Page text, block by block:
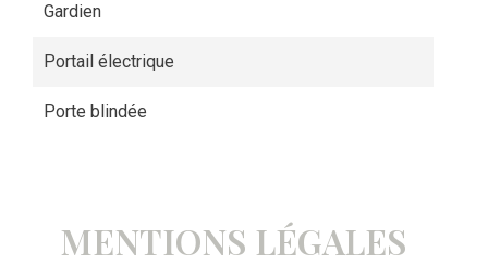
Gardien
Portail électrique
Porte blindée
MENTIONS LÉGALES